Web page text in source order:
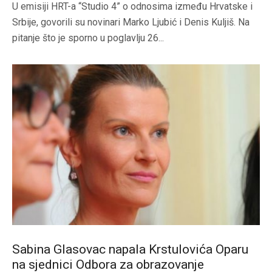
U emisiji HRT-a “Studio 4” o odnosima između Hrvatske i
Srbije, govorili su novinari Marko Ljubić i Denis Kuljiš. Na
pitanje što je sporno u poglavlju 26...
Sabina Glasovac napala Krstulovića Oparu
na sjednici Odbora za obrazovanje